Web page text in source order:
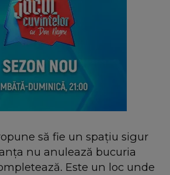
să fie un spațiu sigur
nu anulează bucuria
Este un loc unde